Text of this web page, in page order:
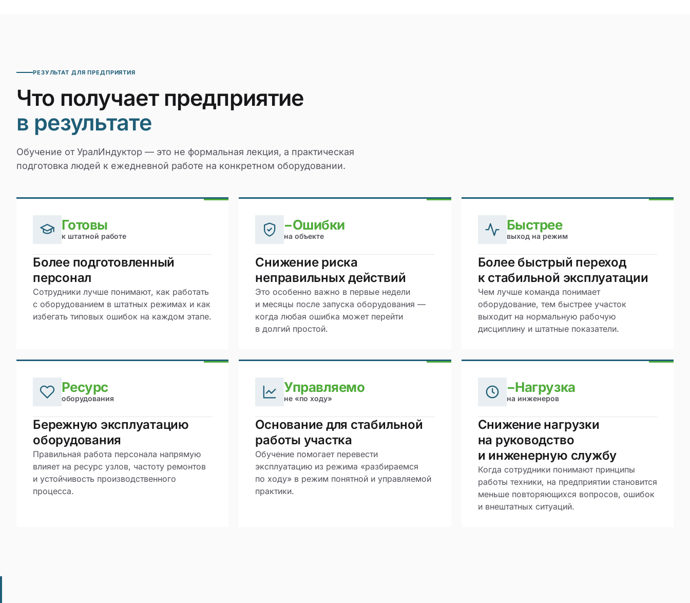
РЕЗУЛЬТАТ ДЛЯ ПРЕДПРИЯТИЯ
Что получает предприятие
в результате
Обучение от УралИндуктор — это не формальная лекция, а практическая
подготовка людей к ежедневной работе на конкретном оборудовании.
Готовы
к штатной работе
Более подготовленный
персонал
Сотрудники лучше понимают, как работать
с оборудованием в штатных режимах и как
избегать типовых ошибок на каждом этапе.
−Ошибки
на объекте
Снижение риска
неправильных действий
Это особенно важно в первые недели
и месяцы после запуска оборудования —
когда любая ошибка может перейти
в долгий простой.
Быстрее
выход на режим
Более быстрый переход
к стабильной эксплуатации
Чем лучше команда понимает
оборудование, тем быстрее участок
выходит на нормальную рабочую
дисциплину и штатные показатели.
Ресурс
оборудования
Бережную эксплуатацию
оборудования
Правильная работа персонала напрямую
влияет на ресурс узлов, частоту ремонтов
и устойчивость производственного
процесса.
Управляемо
не «по ходу»
Основание для стабильной
работы участка
Обучение помогает перевести
эксплуатацию из режима «разбираемся
по ходу» в режим понятной и управляемой
практики.
−Нагрузка
на инженеров
Снижение нагрузки
на руководство
и инженерную службу
Когда сотрудники понимают принципы
работы техники, на предприятии становится
меньше повторяющихся вопросов, ошибок
и внештатных ситуаций.